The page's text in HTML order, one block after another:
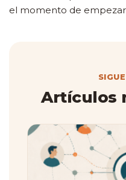
el momento de
Artículos